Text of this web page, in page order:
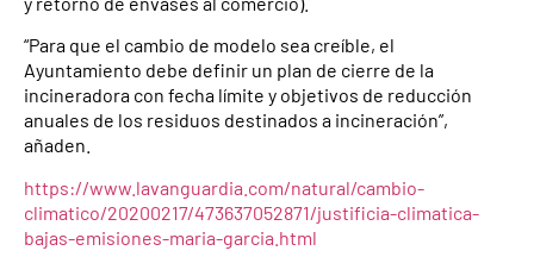
“Para que el cambio de modelo sea creíble, el
Ayuntamiento debe definir un plan de cierre de la
incineradora con fecha límite y objetivos de reducción
anuales de los residuos destinados a incineración”,
añaden.
https://www.lavanguardia.com/natural/cambio-
climatico/20200217/473637052871/justificia-climatica-
bajas-emisiones-maria-garcia.html